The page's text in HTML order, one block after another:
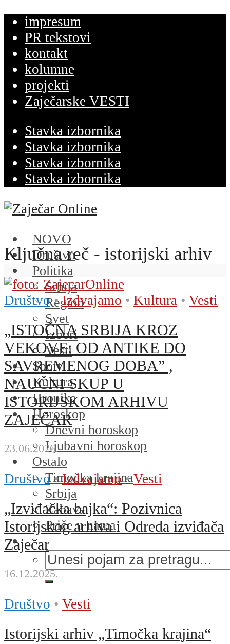
impresum
PR tekstovi
kontakt
kolumne
projekti
Zaječarske VESTI
Stavka izbornika
Stavka izbornika
Stavka izbornika
Stavka izbornika
NOVO
Društvo
Politika
Srbija
Region
Svet
Izbori
Vesti
Sport
Kultura
Hronika
Horoskop
Dnevni horoskop
Ljubavni horoskop
Ostalo
Timočka krajina
Srbija
Zabava
Priče u nama
Ključna reč - istorijski arhiv
Društvo • Izdvajamo • Kultura • Vesti
„ISTOČNA SRBIJA KROZ
VEKOVE: OD ANTIKE DO
SAVREMENOG DOBA” ,
NAUČNI SKUP U
ISTORIJSKOM ARHIVU
ZAJEČAR
23.06.2026.
Društvo • Izdvajamo • Vesti
„Izviđačka bajka“: Pozivnica
Istorijskog arhiva i Odreda izviđača
Zaječar
16.12.2025.
Društvo • Vesti
Istorijski arhiv „Timočka krajina“